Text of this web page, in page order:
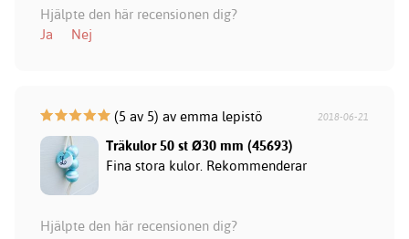
Hjälpte den här recensionen dig?
Ja
Nej
(5 av 5) av emma lepistö 2018-06-21
Träkulor 50 st Ø30 mm (45693)
Fina stora kulor. Rekommenderar
Hjälpte den här recensionen dig?